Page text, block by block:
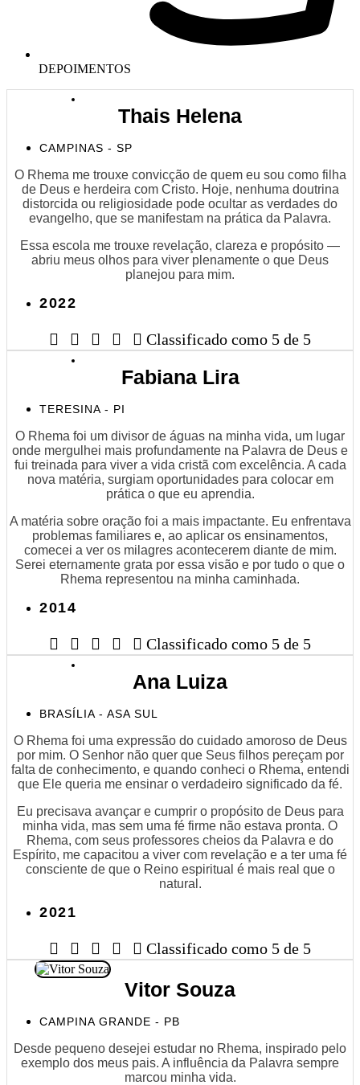
DEPOIMENTOS
Thais Helena
CAMPINAS - SP
O Rhema me trouxe convicção de quem eu sou como filha
de Deus e herdeira com Cristo. Hoje, nenhuma doutrina
distorcida ou religiosidade pode ocultar as verdades do
evangelho, que se manifestam na prática da Palavra.
Essa escola me trouxe revelação, clareza e propósito —
abriu meus olhos para viver plenamente o que Deus
planejou para mim.
2022
     Classificado como 5 de 5
Fabiana Lira
TERESINA - PI
O Rhema foi um divisor de águas na minha vida, um lugar
onde mergulhei mais profundamente na Palavra de Deus e
fui treinada para viver a vida cristã com excelência. A cada
nova matéria, surgiam oportunidades para colocar em
prática o que eu aprendia.
A matéria sobre oração foi a mais impactante. Eu enfrentava
problemas familiares e, ao aplicar os ensinamentos,
comecei a ver os milagres acontecerem diante de mim.
Serei eternamente grata por essa visão e por tudo o que o
Rhema representou na minha caminhada.
2014
     Classificado como 5 de 5
Ana Luiza
BRASÍLIA - ASA SUL
O Rhema foi uma expressão do cuidado amoroso de Deus
por mim. O Senhor não quer que Seus filhos pereçam por
falta de conhecimento, e quando conheci o Rhema, entendi
que Ele queria me ensinar o verdadeiro significado da fé.
Eu precisava avançar e cumprir o propósito de Deus para
minha vida, mas sem uma fé firme não estava pronta. O
Rhema, com seus professores cheios da Palavra e do
Espírito, me capacitou a viver com revelação e a ter uma fé
consciente de que o Reino espiritual é mais real que o
natural.
2021
     Classificado como 5 de 5
Vitor Souza
CAMPINA GRANDE - PB
Desde pequeno desejei estudar no Rhema, inspirado pelo
exemplo dos meus pais. A influência da Palavra sempre
marcou minha vida.